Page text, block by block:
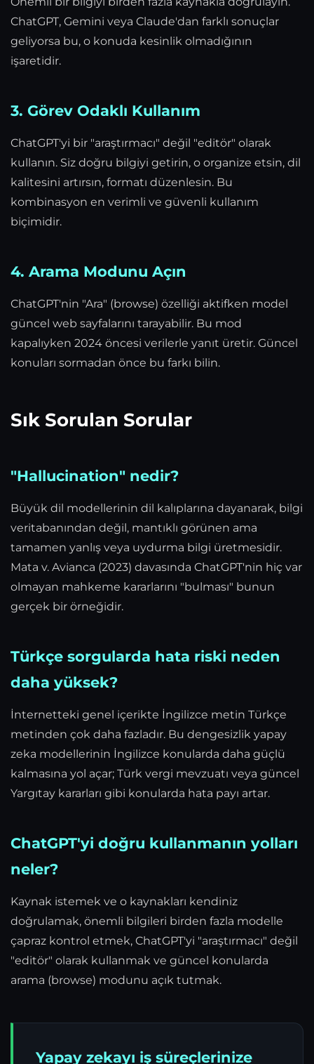
ChatGPT, Gemini veya Claude'dan farklı sonuçlar
geliyorsa bu, o konuda kesinlik olmadığının
işaretidir.
3. Görev Odaklı Kullanım
ChatGPT'yi bir "araştırmacı" değil "editör" olarak
kullanın. Siz doğru bilgiyi getirin, o organize etsin, dil
kalitesini artırsın, formatı düzenlesin. Bu
kombinasyon en verimli ve güvenli kullanım
biçimidir.
4. Arama Modunu Açın
ChatGPT'nin "Ara" (browse) özelliği aktifken model
güncel web sayfalarını tarayabilir. Bu mod
kapalıyken 2024 öncesi verilerle yanıt üretir. Güncel
konuları sormadan önce bu farkı bilin.
Sık Sorulan Sorular
"Hallucination" nedir?
Büyük dil modellerinin dil kalıplarına dayanarak, bilgi
veritabanından değil, mantıklı görünen ama
tamamen yanlış veya uydurma bilgi üretmesidir.
Mata v. Avianca (2023) davasında ChatGPT'nin hiç var
olmayan mahkeme kararlarını "bulması" bunun
gerçek bir örneğidir.
Türkçe sorgularda hata riski neden
daha yüksek?
İnternetteki genel içerikte İngilizce metin Türkçe
metinden çok daha fazladır. Bu dengesizlik yapay
zeka modellerinin İngilizce konularda daha güçlü
kalmasına yol açar; Türk vergi mevzuatı veya güncel
Yargıtay kararları gibi konularda hata payı artar.
ChatGPT'yi doğru kullanmanın yolları
neler?
Kaynak istemek ve o kaynakları kendiniz
doğrulamak, önemli bilgileri birden fazla modelle
çapraz kontrol etmek, ChatGPT'yi "araştırmacı" değil
"editör" olarak kullanmak ve güncel konularda
arama (browse) modunu açık tutmak.
Yapay zekayı iş süreçlerinize